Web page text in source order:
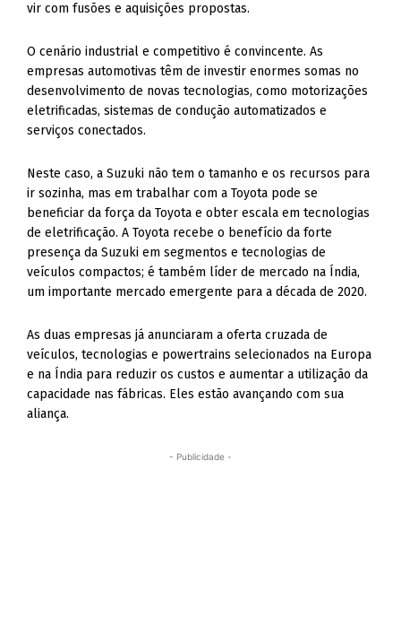
vir com fusões e aquisições propostas.
O cenário industrial e competitivo é convincente. As
empresas automotivas têm de investir enormes somas no
desenvolvimento de novas tecnologias, como motorizações
eletrificadas, sistemas de condução automatizados e
serviços conectados.
Neste caso, a Suzuki não tem o tamanho e os recursos para
ir sozinha, mas em trabalhar com a Toyota pode se
beneficiar da força da Toyota e obter escala em tecnologias
de eletrificação. A Toyota recebe o benefício da forte
presença da Suzuki em segmentos e tecnologias de
veículos compactos; é também líder de mercado na Índia,
um importante mercado emergente para a década de 2020.
As duas empresas já anunciaram a oferta cruzada de
veículos, tecnologias e powertrains selecionados na Europa
e na Índia para reduzir os custos e aumentar a utilização da
capacidade nas fábricas. Eles estão avançando com sua
aliança.
- Publicidade -